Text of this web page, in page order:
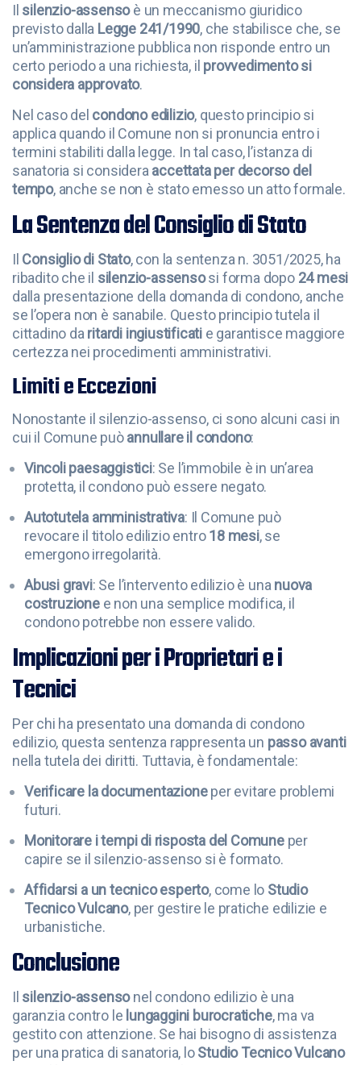
Il silenzio-assensoè un meccanismo giuridico
previsto dalla Legge 241/1990, che stabilisce che, se
un’amministrazione pubblica non risponde entro un
certo periodo a una richiesta, il provvedimento si
considera approvato.
Nel caso del condono edilizio, questo principio si
applica quando il Comune non si pronuncia entro i
termini stabiliti dalla legge. In tal caso, l’istanza di
sanatoria si considera accettata per decorso del
tempo, anche se non è stato emesso un atto formale.
La Sentenza del Consiglio di Stato
Il Consiglio di Stato, con la sentenza n. 3051/2025, ha
ribadito che il silenzio-assensosi forma dopo 24 mesi
dalla presentazione della domanda di condono, anche
se l’opera non è sanabile. Questo principio tutela il
cittadino da ritardi ingiustificati e garantisce maggiore
certezza nei procedimenti amministrativi.
Limiti e Eccezioni
Nonostante il silenzio-assenso, ci sono alcuni casi in
cui il Comune puòannullare il condono:
Vincoli paesaggistici: Se l’immobile è in un’area
protetta, il condono può essere negato.
Autotutela amministrativa: Il Comune può
revocare il titolo edilizio entro18 mesi, se
emergono irregolarità.
Abusi gravi: Se l’intervento edilizio è una nuova
costruzionee non una semplice modifica, il
condono potrebbe non essere valido.
Implicazioni per i Proprietari e i
Tecnici
Per chi ha presentato una domanda di condono
edilizio, questa sentenza rappresenta un passo avanti
nella tutela dei diritti. Tuttavia, è fondamentale:
Verificare la documentazioneper evitare problemi
futuri.
Monitorare i tempi di risposta del Comuneper
capire se il silenzio-assenso si è formato.
Affidarsi a un tecnico esperto, come lo Studio
Tecnico Vulcano, per gestire le pratiche edilizie e
urbanistiche.
Conclusione
Il silenzio-assensonel condono edilizio è una
garanzia contro le lungaggini burocratiche, ma va
gestito con attenzione. Se hai bisogno di assistenza
per una pratica di sanatoria, loStudio Tecnico Vulcano